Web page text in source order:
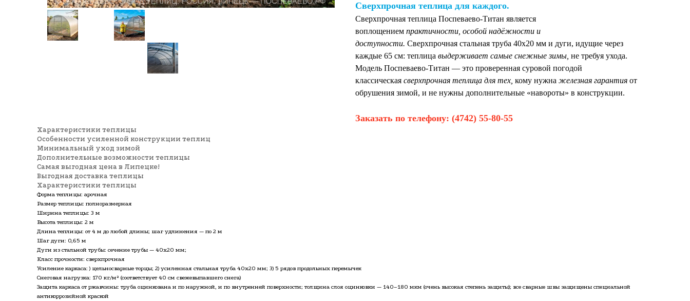
Сверхпрочная теплица для каждого.
Сверхпрочная теплица Поспеваево-Титан является
воплощением практичности, особой надёжности и
доступности. Сверхпрочная стальная труба 40х20 мм и дуги, идущие через
каждые 65 см: теплица выдерживает самые снежные зимы, не требуя ухода.
Модель Поспеваево-Титан — это проверенная суровой погодой
классическая сверхпрочная теплица для тех, кому нужна железная гарантия от
обрушения зимой, и не нужны дополнительные «навороты» в конструкции.
Заказать по телефону: (4742) 55-80-55
Характеристики теплицы
Особенности усиленной конструкции теплиц
Минимальный уход зимой
Дополнительные возможности теплицы
Самая выгодная цена в Липецке!
Выгодная доставка теплицы
Характеристики теплицы
Форма теплицы: арочная
Размер теплицы: полноразмерная
Ширина теплицы: 3 м
Высота теплицы: 2 м
Длина теплицы: от 4 м до любой длины; шаг удлинения — по 2 м
Шаг дуги: 0,65 м
Дуги из стальной трубы: сечение трубы — 40х20 мм;
Класс прочности: сверхпрочная
Усиление каркаса: ) цельносварные торцы; 2) усиленная стальная труба 40х20 мм; 3) 5 рядов продольных перемычек
Снеговая нагрузка: 170 кг/м² (соответствует 40 см свежевыпавшего снега)
Защита каркаса от ржавчины: труба оцинкована и по наружной, и по внутренней поверхности; толщина слоя оцинковки — 140–180 мкм (очень высокая степень защиты); все сварные швы защищены специальной
антикоррозийной краской